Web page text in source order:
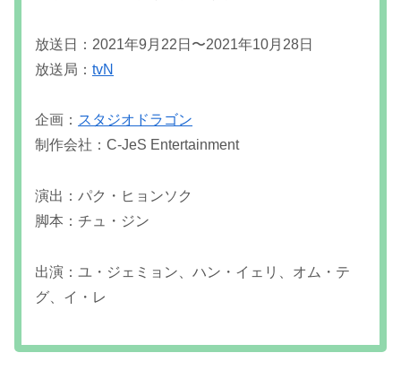
放送日：2021年9月22日〜2021年10月28日
放送局： tvN
企画： スタジオドラゴン
制作会社：C-JeS Entertainment
演出：パク・ヒョンソク
脚本：チュ・ジン
出演：ユ・ジェミョン、ハン・イェリ、オム・テ
グ、イ・レ